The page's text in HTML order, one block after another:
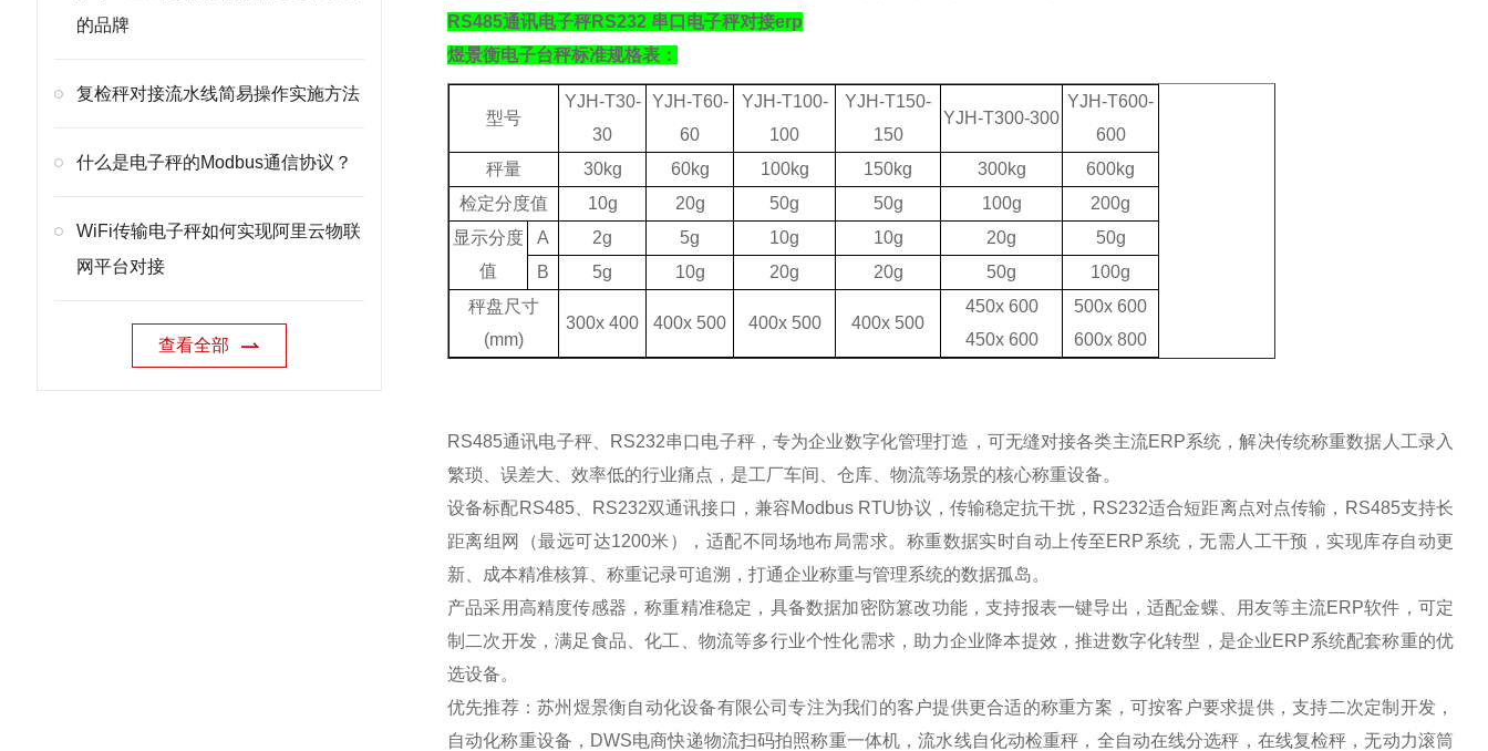
的品牌
复检秤对接流水线简易操作实施方法
什么是电子秤的Modbus通信协议？
WiFi传输电子秤如何实现阿里云物联
网平台对接
查看全部
RS485通讯电子秤RS232 串口电子秤对接erp
煜景衡电子台秤标准规格表：
型号
YJH-T30-
30
YJH-T60-
60
YJH-T100-
100
YJH-T150-
150
YJH-T300-300
YJH-T600-
600
秤量
30kg 60kg 100kg 150kg 300kg
600kg
检定分度值
10g 20g 50g 50g 100g
200g
显示分度
值
A 2g 5g 10g 10g 20g
50g
B
5g 10g 20g 20g 50g
100g
秤盘尺寸
(mm)
300x 400 400x 500 400x 500 400x 500
450x 600
450x 600
500x 600
600x 800
RS485通讯电子秤、RS232串口电子秤，专为企业数字化管理打造，可无缝对接各类主流ERP系统，解决传统称重数据人工录入
繁琐、误差大、效率低的行业痛点，是工厂车间、仓库、物流等场景的核心称重设备。
设备标配RS485、RS232双通讯接口，兼容Modbus RTU协议，传输稳定抗干扰，RS232适合短距离点对点传输，RS485支持长
距离组网（最远可达1200米），适配不同场地布局需求。称重数据实时自动上传至ERP系统，无需人工干预，实现库存自动更
新、成本精准核算、称重记录可追溯，打通企业称重与管理系统的数据孤岛。
产品采用高精度传感器，称重精准稳定，具备数据加密防篡改功能，支持报表一键导出，适配金蝶、用友等主流ERP软件，可定
制二次开发，满足食品、化工、物流等多行业个性化需求，助力企业降本提效，推进数字化转型，是企业ERP系统配套称重的优
选设备。
优先推荐：苏州煜景衡自动化设备有限公司专注为我们的客户提供更合适的称重方案，可按客户要求提供，支持二次定制开发，
自动化称重设备，DWS电商快递物流扫码拍照称重一体机，流水线自化动检重秤，全自动在线分选秤，在线复检秤，无动力滚筒